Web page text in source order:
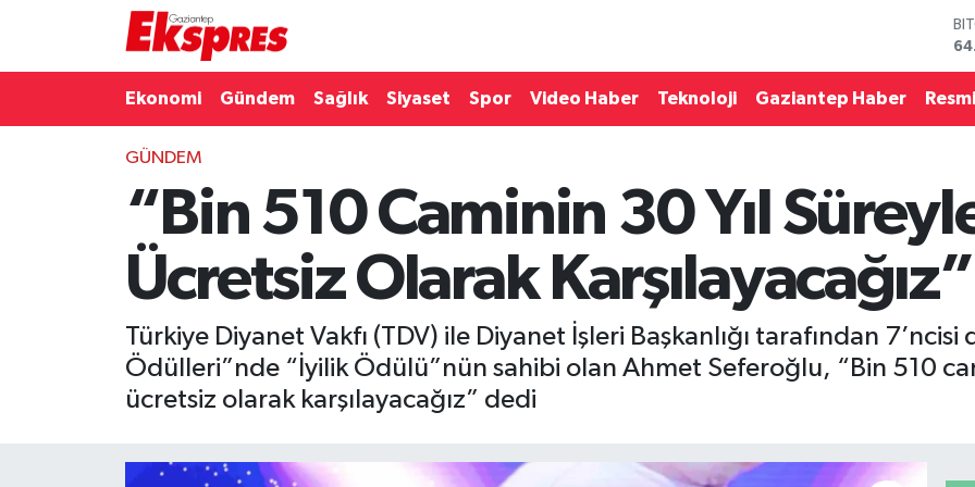
Ekonomi Gündem Sağlık Siyaset Spor Video Haber Teknoloji Gaziantep Haber
GÜNDEM
“Bin 510 Caminin 30 Yıl
Ücretsiz Olarak Karşılayacağız”
Türkiye Diyanet Vakfı (TDV) ile Diyanet İşleri Başkanlığı tarafından
Ödülleri”nde “İyilik Ödülü”nün sahibi olan Ahmet Seferoğlu, “Bin 510
ücretsiz olarak karşılayacağız” dedi
Gaziantep son dakika
Gündem
Haberler
Puan Durumu ve Fikstür
Tüm Manşetler
Son Dakika Haberleri
Haber Arşivi